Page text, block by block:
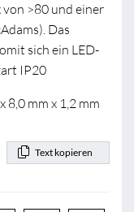
>80 und einer
Das
sich ein LED-
IP20
8,0 mm x 1,2 mm
Text kopieren